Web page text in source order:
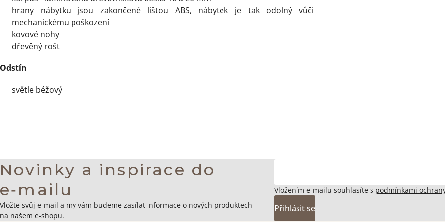
hrany nábytku jsou zakončené lištou ABS, nábytek je tak odolný vůči
mechanickému poškození
kovové nohy
dřevěný rošt
Odstín
světle béžový
Zápatí
Novinky a inspirace do
e‑mailu
Vložte svůj e-mail a my vám budeme zasílat informace o nových produktech
na našem e-shopu.
Vložením e-mailu souhlasíte s podmínkami
Přihlásit se